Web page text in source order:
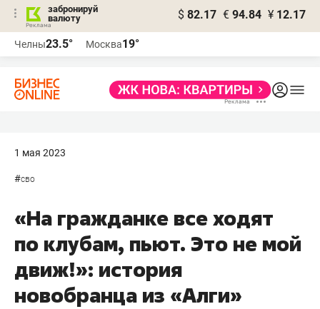
забронируй
валюту
$ 82.17 € 94.84 ¥ 12.17
Челны23.5° Москва19°
1 мая 2023
#сво
«На гражданке все ходят
по клубам, пьют. Это не мой
движ!»: история
новобранца из «Алги»